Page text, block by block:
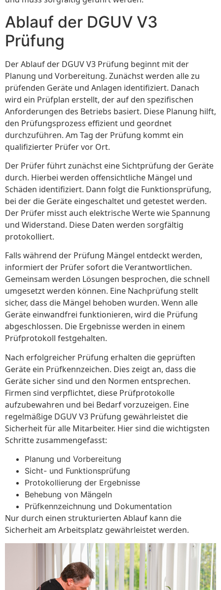
Ablauf der DGUV V3
Prüfung
Der Ablauf der DGUV V3 Prüfung beginnt mit der
Planung und Vorbereitung. Zunächst werden alle zu
prüfenden Geräte und Anlagen identifiziert. Danach
wird ein Prüfplan erstellt, der auf den spezifischen
Anforderungen des Betriebs basiert. Diese Planung hilft,
den Prüfungsprozess effizient und geordnet
durchzuführen. Am Tag der Prüfung kommt ein
qualifizierter Prüfer vor Ort.
Der Prüfer führt zunächst eine Sichtprüfung der Geräte
durch. Hierbei werden offensichtliche Mängel und
Schäden identifiziert. Dann folgt die Funktionsprüfung,
bei der die Geräte eingeschaltet und getestet werden.
Der Prüfer misst auch elektrische Werte wie Spannung
und Widerstand. Diese Daten werden sorgfältig
protokolliert.
Falls während der Prüfung Mängel entdeckt werden,
informiert der Prüfer sofort die Verantwortlichen.
Gemeinsam werden Lösungen besprochen, die schnell
umgesetzt werden können. Eine Nachprüfung stellt
sicher, dass die Mängel behoben wurden. Wenn alle
Geräte einwandfrei funktionieren, wird die Prüfung
abgeschlossen. Die Ergebnisse werden in einem
Prüfprotokoll festgehalten.
Nach erfolgreicher Prüfung erhalten die geprüften
Geräte ein Prüfkennzeichen. Dies zeigt an, dass die
Geräte sicher sind und den Normen entsprechen.
Firmen sind verpflichtet, diese Prüfprotokolle
aufzubewahren und bei Bedarf vorzuzeigen. Eine
regelmäßige DGUV V3 Prüfung gewährleistet die
Sicherheit für alle Mitarbeiter. Hier sind die wichtigsten
Schritte zusammengefasst:
Planung und Vorbereitung
Sicht- und Funktionsprüfung
Protokollierung der Ergebnisse
Behebung von Mängeln
Prüfkennzeichnung und Dokumentation
Nur durch einen strukturierten Ablauf kann die
Sicherheit am Arbeitsplatz gewährleistet werden.